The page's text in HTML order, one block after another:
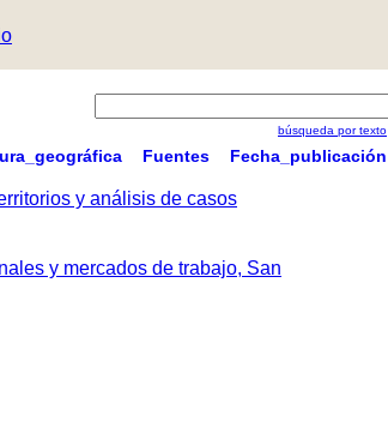
búsqueda por texto
Fuentes Fecha_publicación
y análisis de casos
y mercados de trabajo, San